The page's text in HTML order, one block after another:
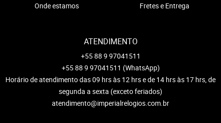
Onde estamos
Fretes e Entrega
ATENDIMENTO
+55 88 9 97041511
+55 88 9 97041511 (WhatsApp)
Horário de atendimento das 09 hrs às 12 hrs e de 14 hrs às 17 hrs, de
segunda a sexta (exceto feriados)
atendimento@imperialrelogios.com.br